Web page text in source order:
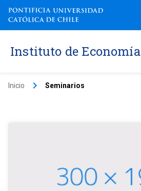
Instituto de Economía
Inicio keyboard_arrow_right Seminarios